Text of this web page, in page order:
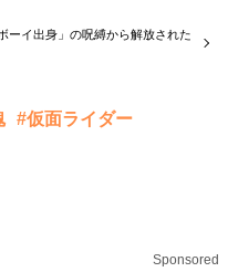
ーイ出身」の呪縛から解放された
#仮面ライダー
Sponsored